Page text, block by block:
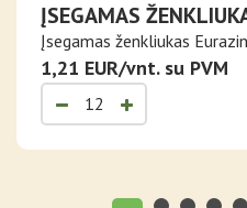
ĮSEGAMAS
TETERVINAS
Įsegamas ženkliukas
1,21 EUR/vnt. su PVM